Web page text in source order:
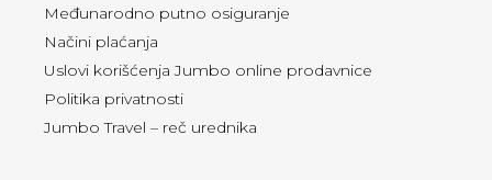
Međunarodno putno osiguranje
Načini plaćanja
Uslovi korišćenja Jumbo online prodavnice
Politika privatnosti
Jumbo Travel – reč urednika